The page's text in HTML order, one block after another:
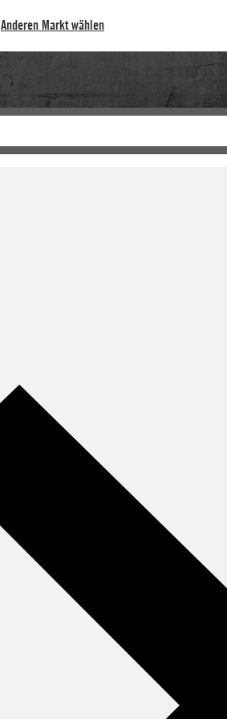
Anderen Markt wählen